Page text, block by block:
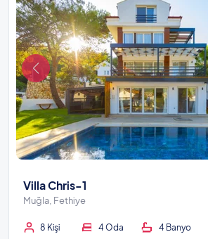
Villa Chris-1
Muğla, Fethiye
8 Kişi 4 Oda 4 Banyo